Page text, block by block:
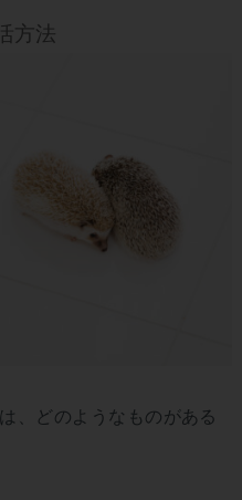
方法
、どのようなものがある